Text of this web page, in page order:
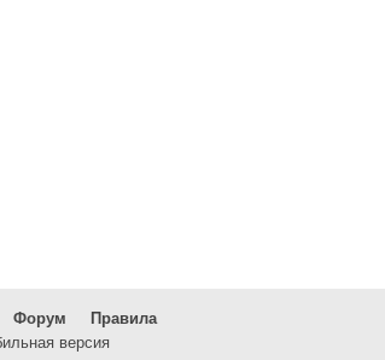
Форум
Правила
версия